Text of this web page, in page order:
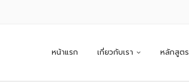
หน้าแรก เกี่ยวกับเรา หลักสูตร